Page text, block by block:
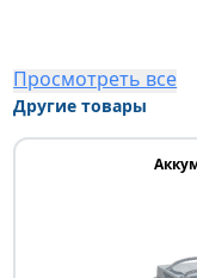
Просмотреть все
Другие товары